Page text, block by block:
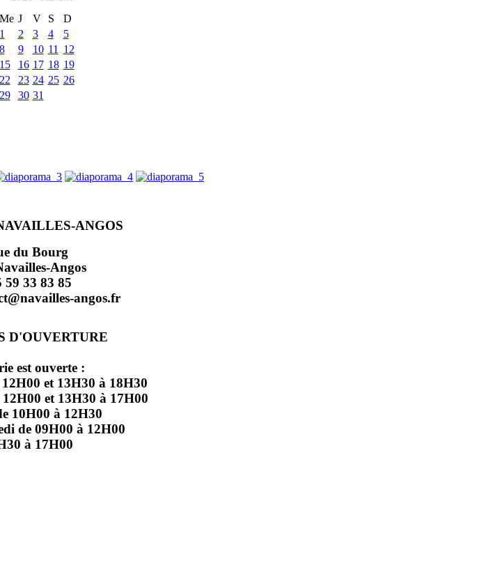
Me J V S
D
1
2 3 4
5
8 9 10 11
12
15 16 17 18 19
22 23 24 25 26
29 30 31
ANGOS
du Bourg
Angos
59 33 83 85
angos.fr
D'OUVERTURE
est ouverte :
et 13H30 à 18H30
et 13H30 à 17H00
10H00 à 12H30
de 09H00 à 12H00
à 17H00